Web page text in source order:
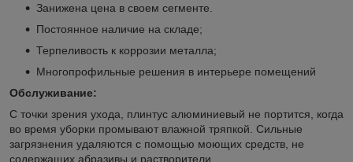
Занижена цена в своем сегменте.
Постоянное наличие на складе;
Терпеливость к коррозии металла;
Многопрофильные решения в интерьере помещений
Обслуживание:
С точки зрения ухода, плинтус алюминиевый не портится, когда
во время уборки промывают влажной тряпкой. Сильные
загрязнения удаляются с помощью моющих средств, не
содержащих абразивы и растворители.